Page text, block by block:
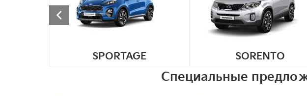
SPORTAGE SORENTO
Специальные